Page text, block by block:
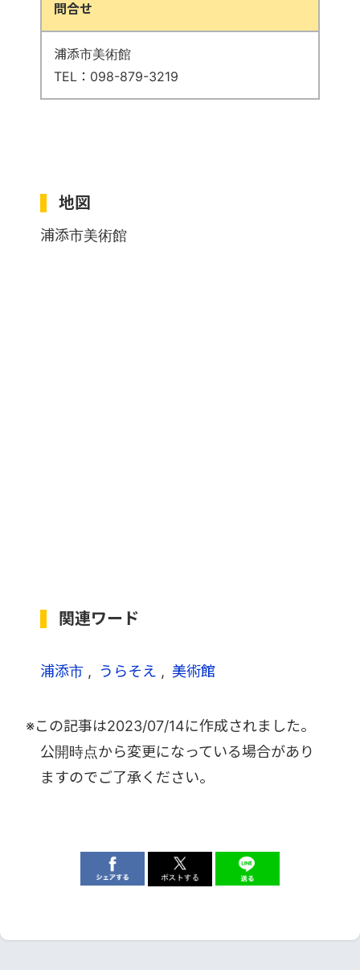
問合せ
浦添市美術館
TEL：098-879-3219
地図
浦添市美術館
関連ワード
浦添市 うらそえ 美術館
※この記事は2023/07/14に作成されました。
公開時点から変更になっている場合があり
ますのでご了承ください。